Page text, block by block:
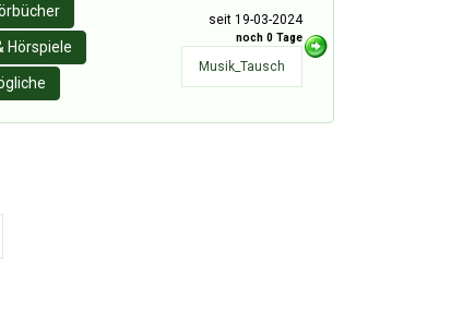
Hörspiele
seit 19-03-2024
noch 0 Tage
Musik_Tausch